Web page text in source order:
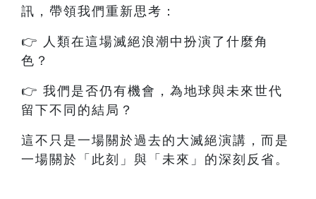
訊，帶領我們重新思考：
👉 人類在這場滅絕浪潮中扮演了什麼角
色？
👉 我們是否仍有機會，為地球與未來世代
留下不同的結局？
這不只是一場關於過去的大滅絕演講，而是
一場關於「此刻」與「未來」的深刻反省。